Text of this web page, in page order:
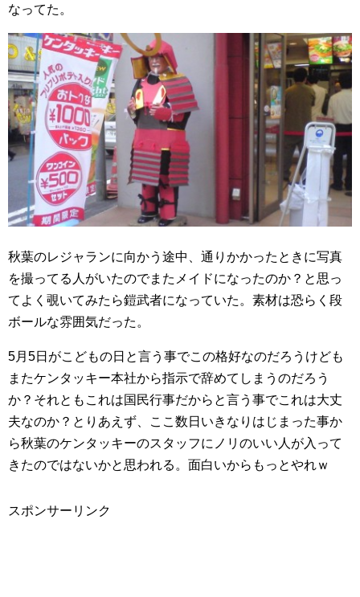
なってた。
秋葉のレジャランに向かう途中、通りかかったときに写真
を撮ってる人がいたのでまたメイドになったのか？と思っ
てよく覗いてみたら鎧武者になっていた。素材は恐らく段
ボールな雰囲気だった。
5月5日がこどもの日と言う事でこの格好なのだろうけども
またケンタッキー本社から指示で辞めてしまうのだろう
か？それともこれは国民行事だからと言う事でこれは大丈
夫なのか？とりあえず、ここ数日いきなりはじまった事か
ら秋葉のケンタッキーのスタッフにノリのいい人が入って
きたのではないかと思われる。面白いからもっとやれｗ
スポンサーリンク